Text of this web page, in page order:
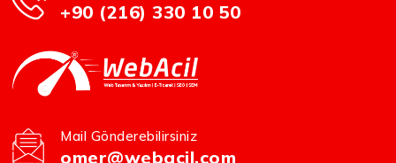
+90 (216) 330 10 50
Mail Gönderebilirsiniz
omer@webacil.com